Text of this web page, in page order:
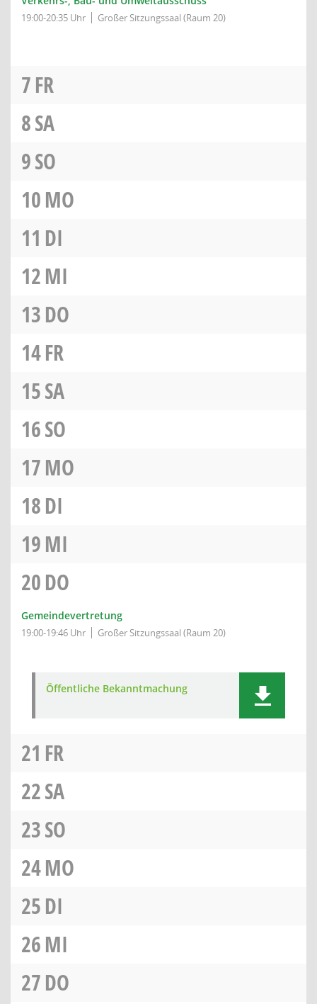
19:00-20:35 Uhr Großer Sitzungssaal (Raum 20)
7FR
8SA
9SO
10MO
11 DI
12MI
13DO
14FR
15SA
16SO
17MO
18DI
19MI
20DO
Gemeindevertretung
19:00-19:46 Uhr Großer Sitzungssaal (Raum 20)
Öffentliche Bekanntmachung
21 FR
22SA
23SO
24MO
25DI
26MI
27DO